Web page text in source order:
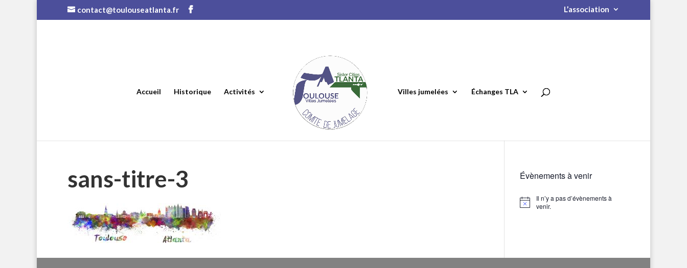
contact@toulouseatlanta.fr L’association
Accueil Historique Activités Villes jumelées Échanges TLA
sans-titre-3 Évènements à venir
Notice
Il n’y a pas d’évènements à
venir.